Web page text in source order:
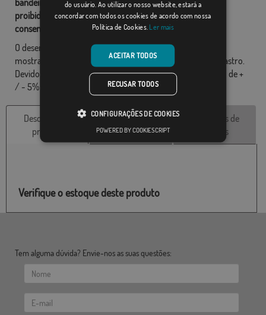
bandeiras são de propriedade de Comprarbandeiras.pt e é
proibido a sua reprodução, utilização e modificação sem o
consentimento expresso da empresa.
O desenho final pode ser ligeiramente diferente do que é
mostrado na imagem, as bandeiras são fornecidos sem mastro.
Devido ao formato de produção, pode haver uma variação de +
/ - 5% nas dimensões finais e tons de cores.
Descrição do
produto
Características
técnicas
Avaliações de
clientes
Verifique o estoque deste produto
Tem alguma dúvida? Envie-nos as suas questões:
do usuário. Ao utilizar o nosso website, estará a
concordar com todos os cookies de acordo com nossa
Política de Cookies. Ler mais
ACEITAR TODOS
RECUSAR TODOS
CONFIGURAÇÕES DE COOKIES
POWERED BY COOKIESCRIPT